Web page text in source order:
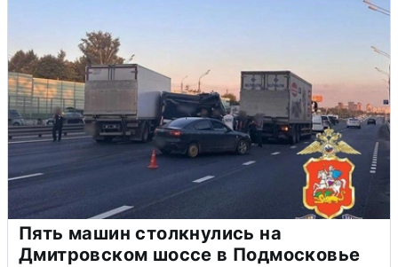
Пять машин столкнулись на
Дмитровском шоссе в Подмосковье